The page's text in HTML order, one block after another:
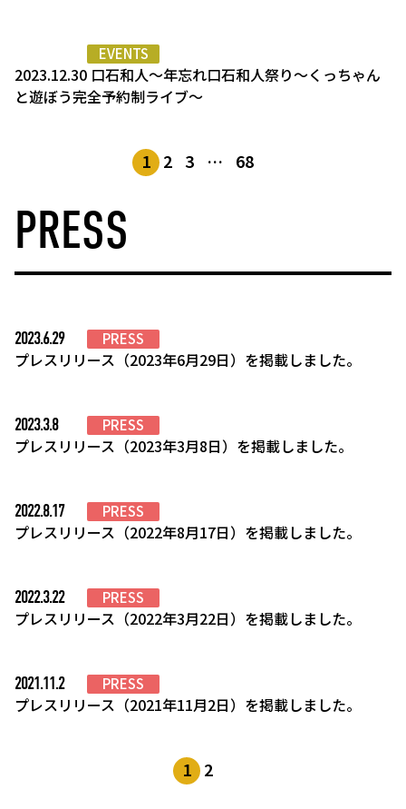
EVENTS
2023.12.30 口石和人〜年忘れ口石和人祭り〜くっちゃん
と遊ぼう完全予約制ライブ〜
1 2 3 … 68
PRESS
2023.6.29 PRESS
プレスリリース（2023年6月29日）を掲載しました。
2023.3.8 PRESS
プレスリリース（2023年3月8日）を掲載しました。
2022.8.17 PRESS
プレスリリース（2022年8月17日）を掲載しました。
2022.3.22 PRESS
プレスリリース（2022年3月22日）を掲載しました。
2021.11.2 PRESS
プレスリリース（2021年11月2日）を掲載しました。
1 2